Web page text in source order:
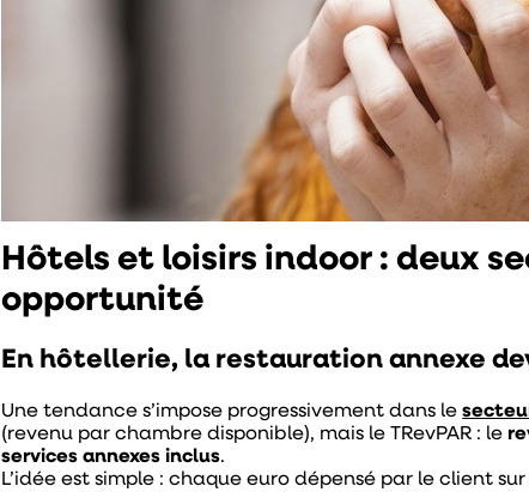
Hôtels et loisirs indoor : deux
opportunité
En hôtellerie, la restauration annexe
Une tendance s’impose progressivement dans le
(revenu par chambre disponible), mais le TRevPAR : le
services annexes inclus.
L’idée est simple : chaque euro dépensé par le client